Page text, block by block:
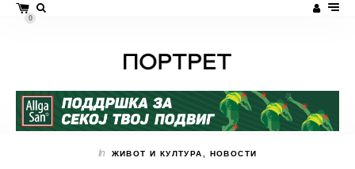
0
In ЖИВОТ И КУЛТУРА НОВОСТИ